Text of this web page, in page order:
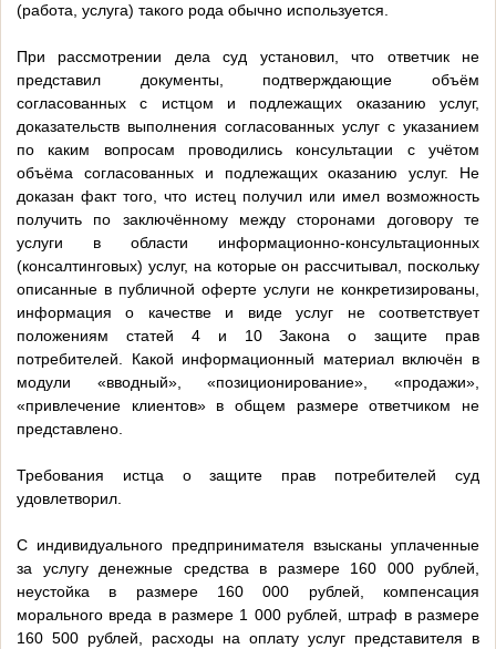
(работа, услуга) такого рода обычно используется.
При рассмотрении дела суд установил, что ответчик не
представил документы, подтверждающие объём
согласованных с истцом и подлежащих оказанию услуг,
доказательств выполнения согласованных услуг с указанием
по каким вопросам проводились консультации с учётом
объёма согласованных и подлежащих оказанию услуг. Не
доказан факт того, что истец получил или имел возможность
получить по заключённому между сторонами договору те
услуги в области информационно-консультационных
(консалтинговых) услуг, на которые он рассчитывал, поскольку
описанные в публичной оферте услуги не конкретизированы,
информация о качестве и виде услуг не соответствует
положениям статей 4 и 10 Закона о защите прав
потребителей. Какой информационный материал включён в
модули «вводный», «позиционирование», «продажи»,
«привлечение клиентов» в общем размере ответчиком не
представлено.
Требования истца о защите прав потребителей суд
удовлетворил.
С индивидуального предпринимателя взысканы уплаченные
за услугу денежные средства в размере 160 000 рублей,
неустойка в размере 160 000 рублей, компенсация
морального вреда в размере 1 000 рублей, штраф в размере
160 500 рублей, расходы на оплату услуг представителя в